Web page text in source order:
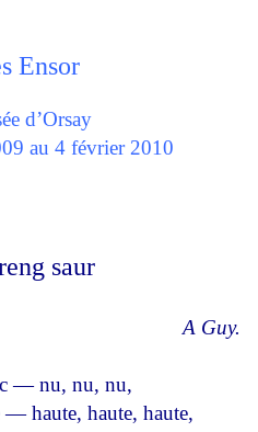
Ensor
d’Orsay
au 4 février 2010
saur
A Guy.
— nu, nu, nu,
haute, haute, haute,